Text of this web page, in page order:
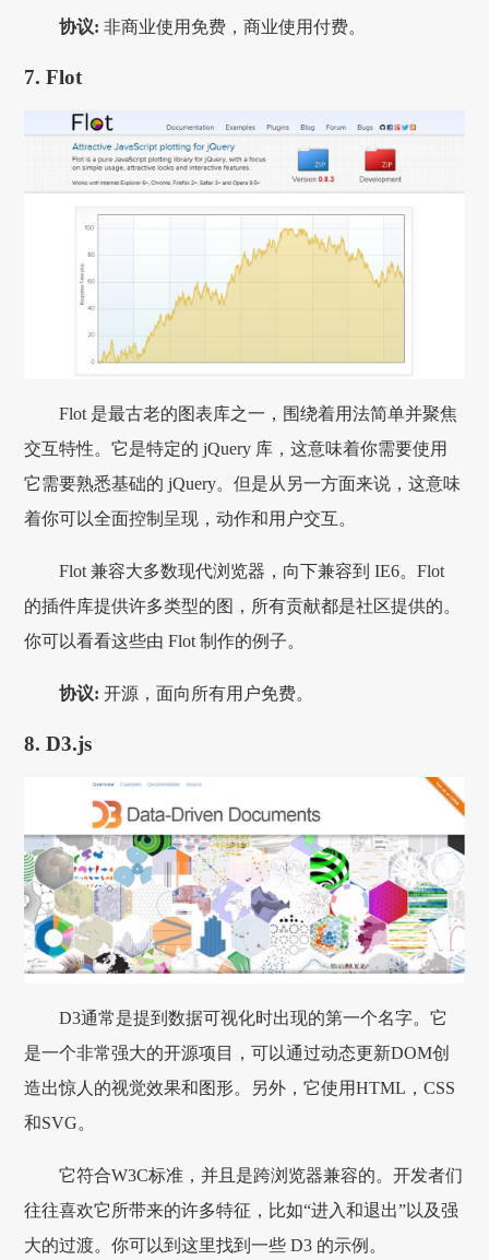
协议: 非商业使用免费，商业使用付费。
7. Flot
Flot 是最古老的图表库之一，围绕着用法简单并聚焦
交互特性。它是特定的 jQuery 库，这意味着你需要使用
它需要熟悉基础的 jQuery。但是从另一方面来说，这意味
着你可以全面控制呈现，动作和用户交互。
Flot 兼容大多数现代浏览器，向下兼容到 IE6。Flot
的插件库提供许多类型的图，所有贡献都是社区提供的。
你可以看看这些由 Flot 制作的例子。
协议:开源，面向所有用户免费。
8. D3.js
D3通常是提到数据可视化时出现的第一个名字。它
是一个非常强大的开源项目，可以通过动态更新DOM创
造出惊人的视觉效果和图形。另外，它使用HTML，CSS
和SVG。
它符合W3C标准，并且是跨浏览器兼容的。开发者们
往往喜欢它所带来的许多特征，比如“进入和退出”以及强
大的过渡。你可以到这里找到一些 D3 的示例。